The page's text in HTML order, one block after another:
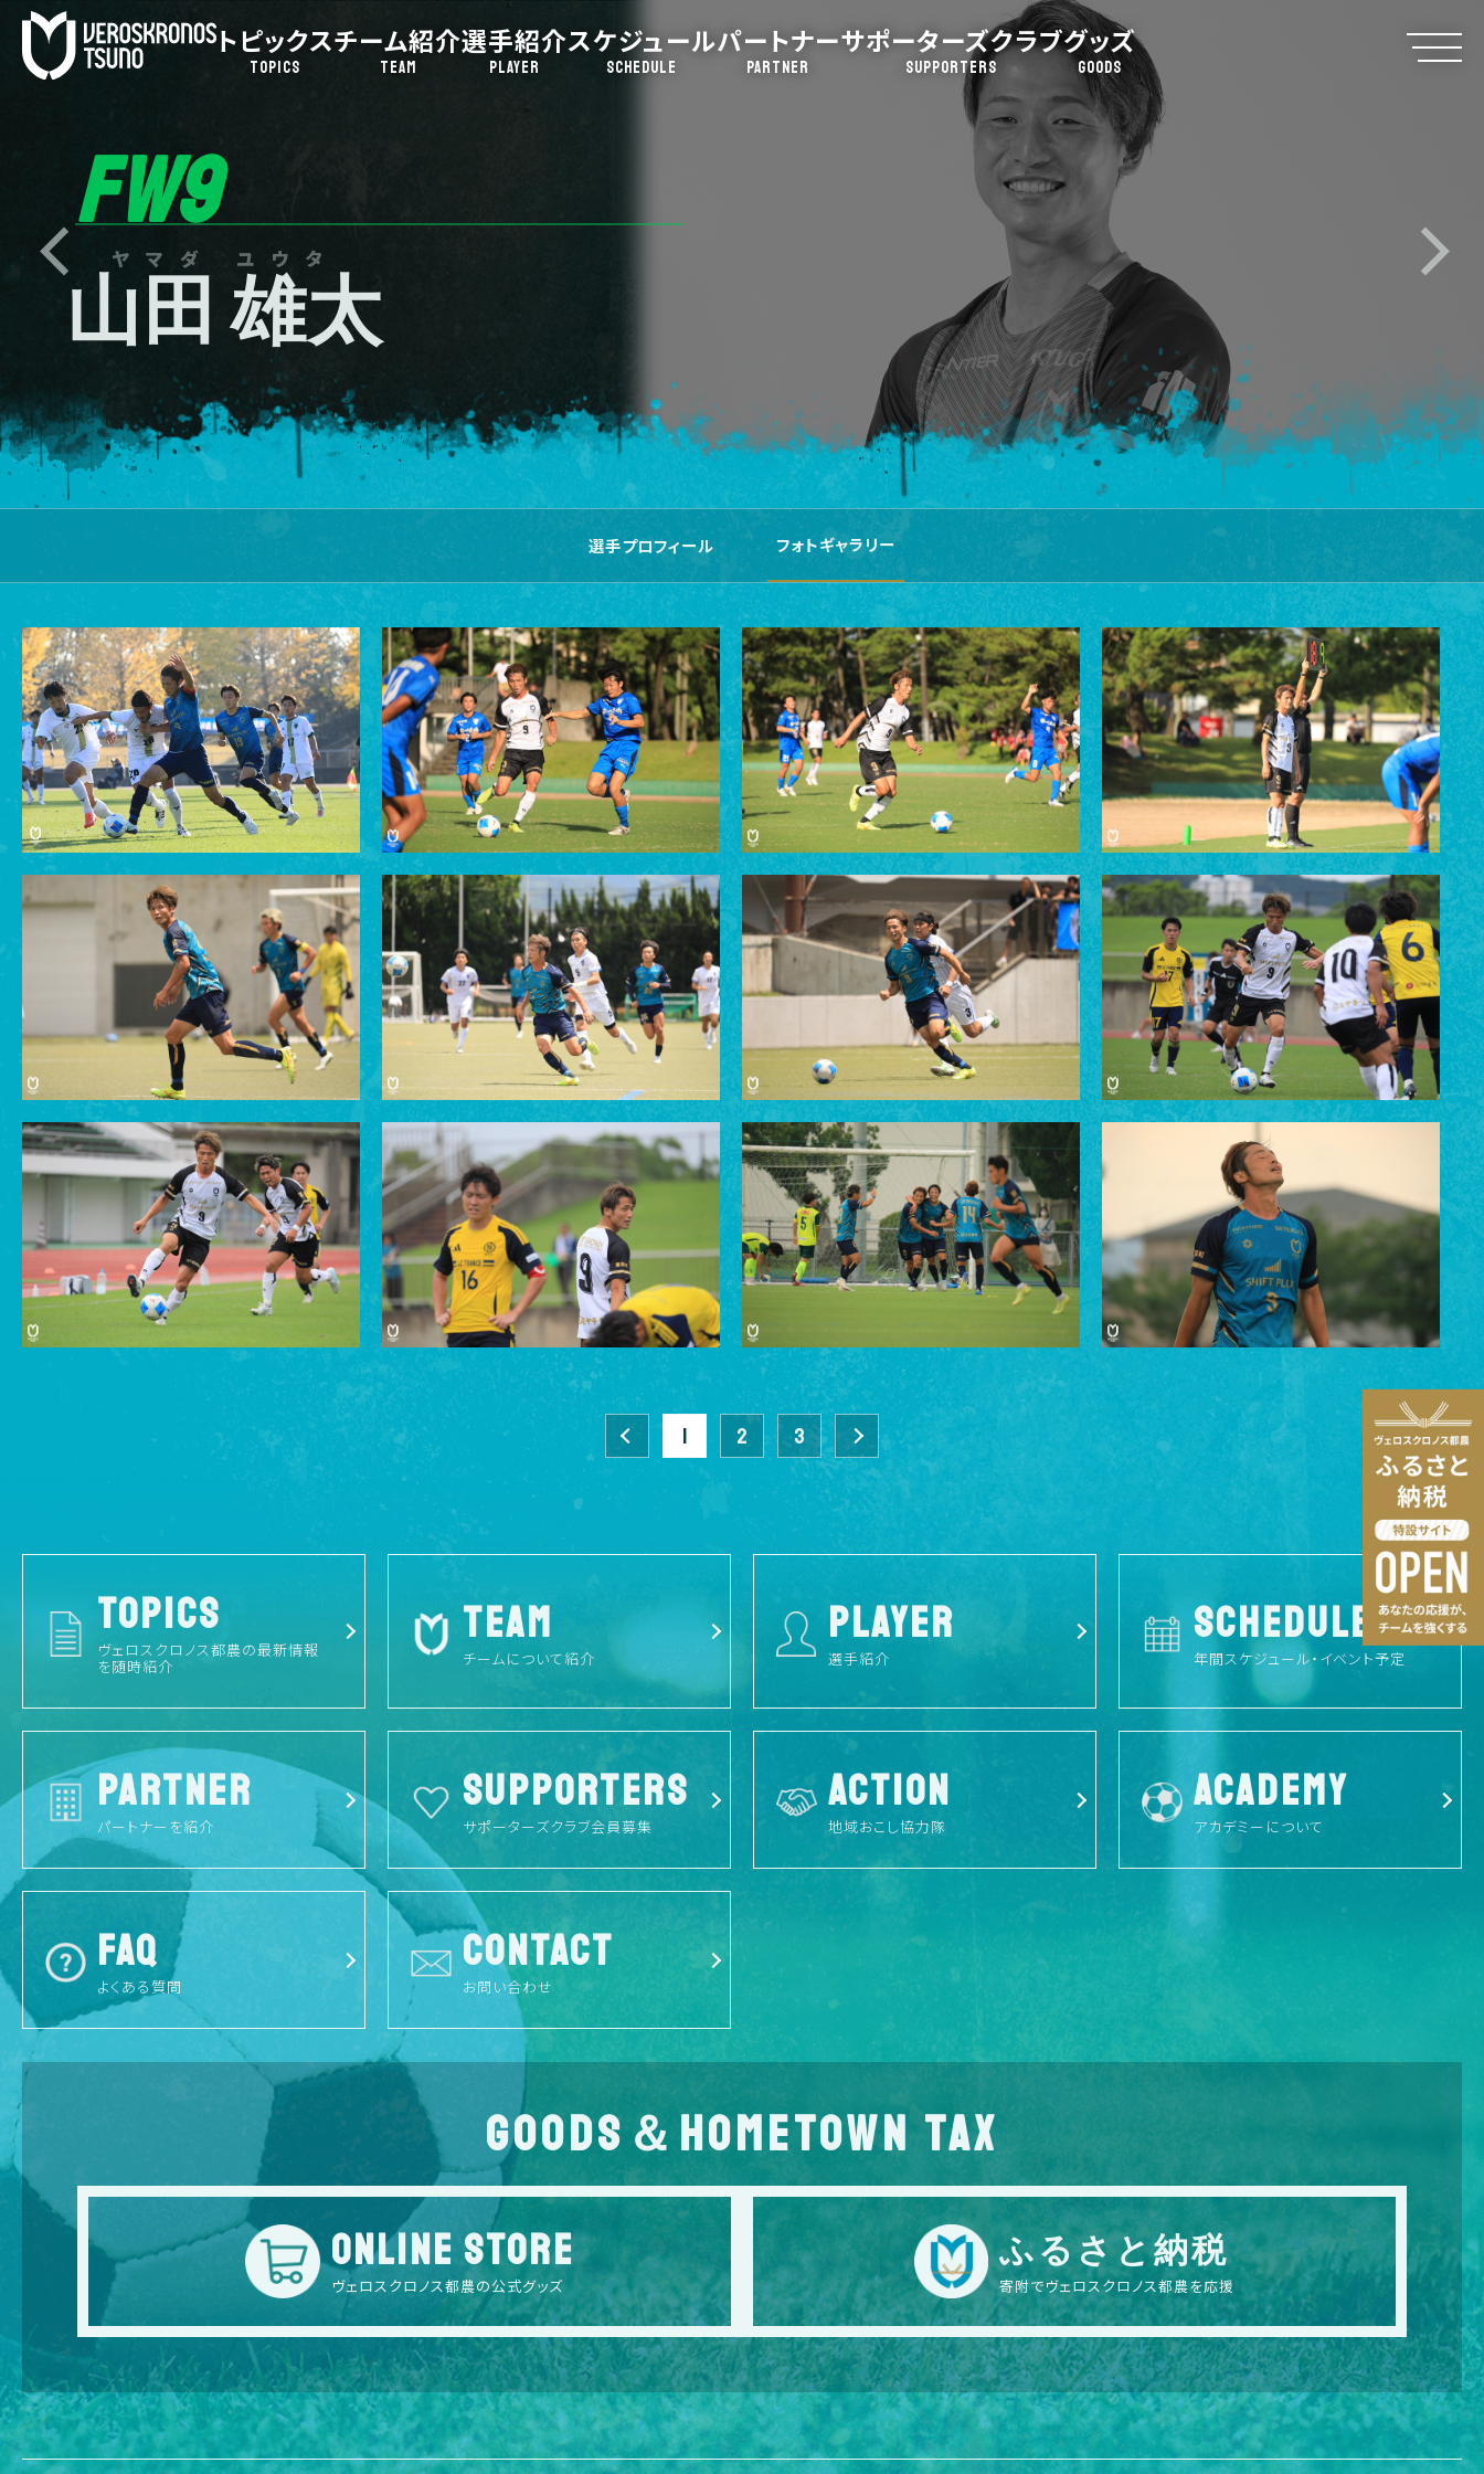
トピックス
TOPICS
チーム紹介
TEAM
選手紹介
PLAYER
スケジュール
SCHEDULE
パートナー
PARTNER
サポーターズクラブ
SUPPORTERS
グッズ
GOODS
FW9
ヤマダ ユウタ
山田 雄太
選手プロフィール フォトギャラリー
前へ1 2 3 »
TOPICS
ヴェロスクロノス都農の最新情報
を随時紹介
TEAM
チームについて紹介
PLAYER
選手紹介
SCHEDULE
年間スケジュール・イベント予定
PARTNER
パートナーを紹介
SUPPORTERS
サポーターズクラブ会員募集
ACTION
地域おこし協力隊
ACADEMY
アカデミーについて
FAQ
よくある質問
CONTACT
お問い合わせ
GOODS＆HOMETOWN TAX
ONLINE STORE
ヴェロスクロノス都農の公式グッズ
ふるさと納税
寄附でヴェロスクロノス都農を応援